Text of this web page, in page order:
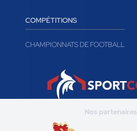
COMPÉTITIONS
CHAMPIONNATS DE FOOTBALL
Nos partenaires